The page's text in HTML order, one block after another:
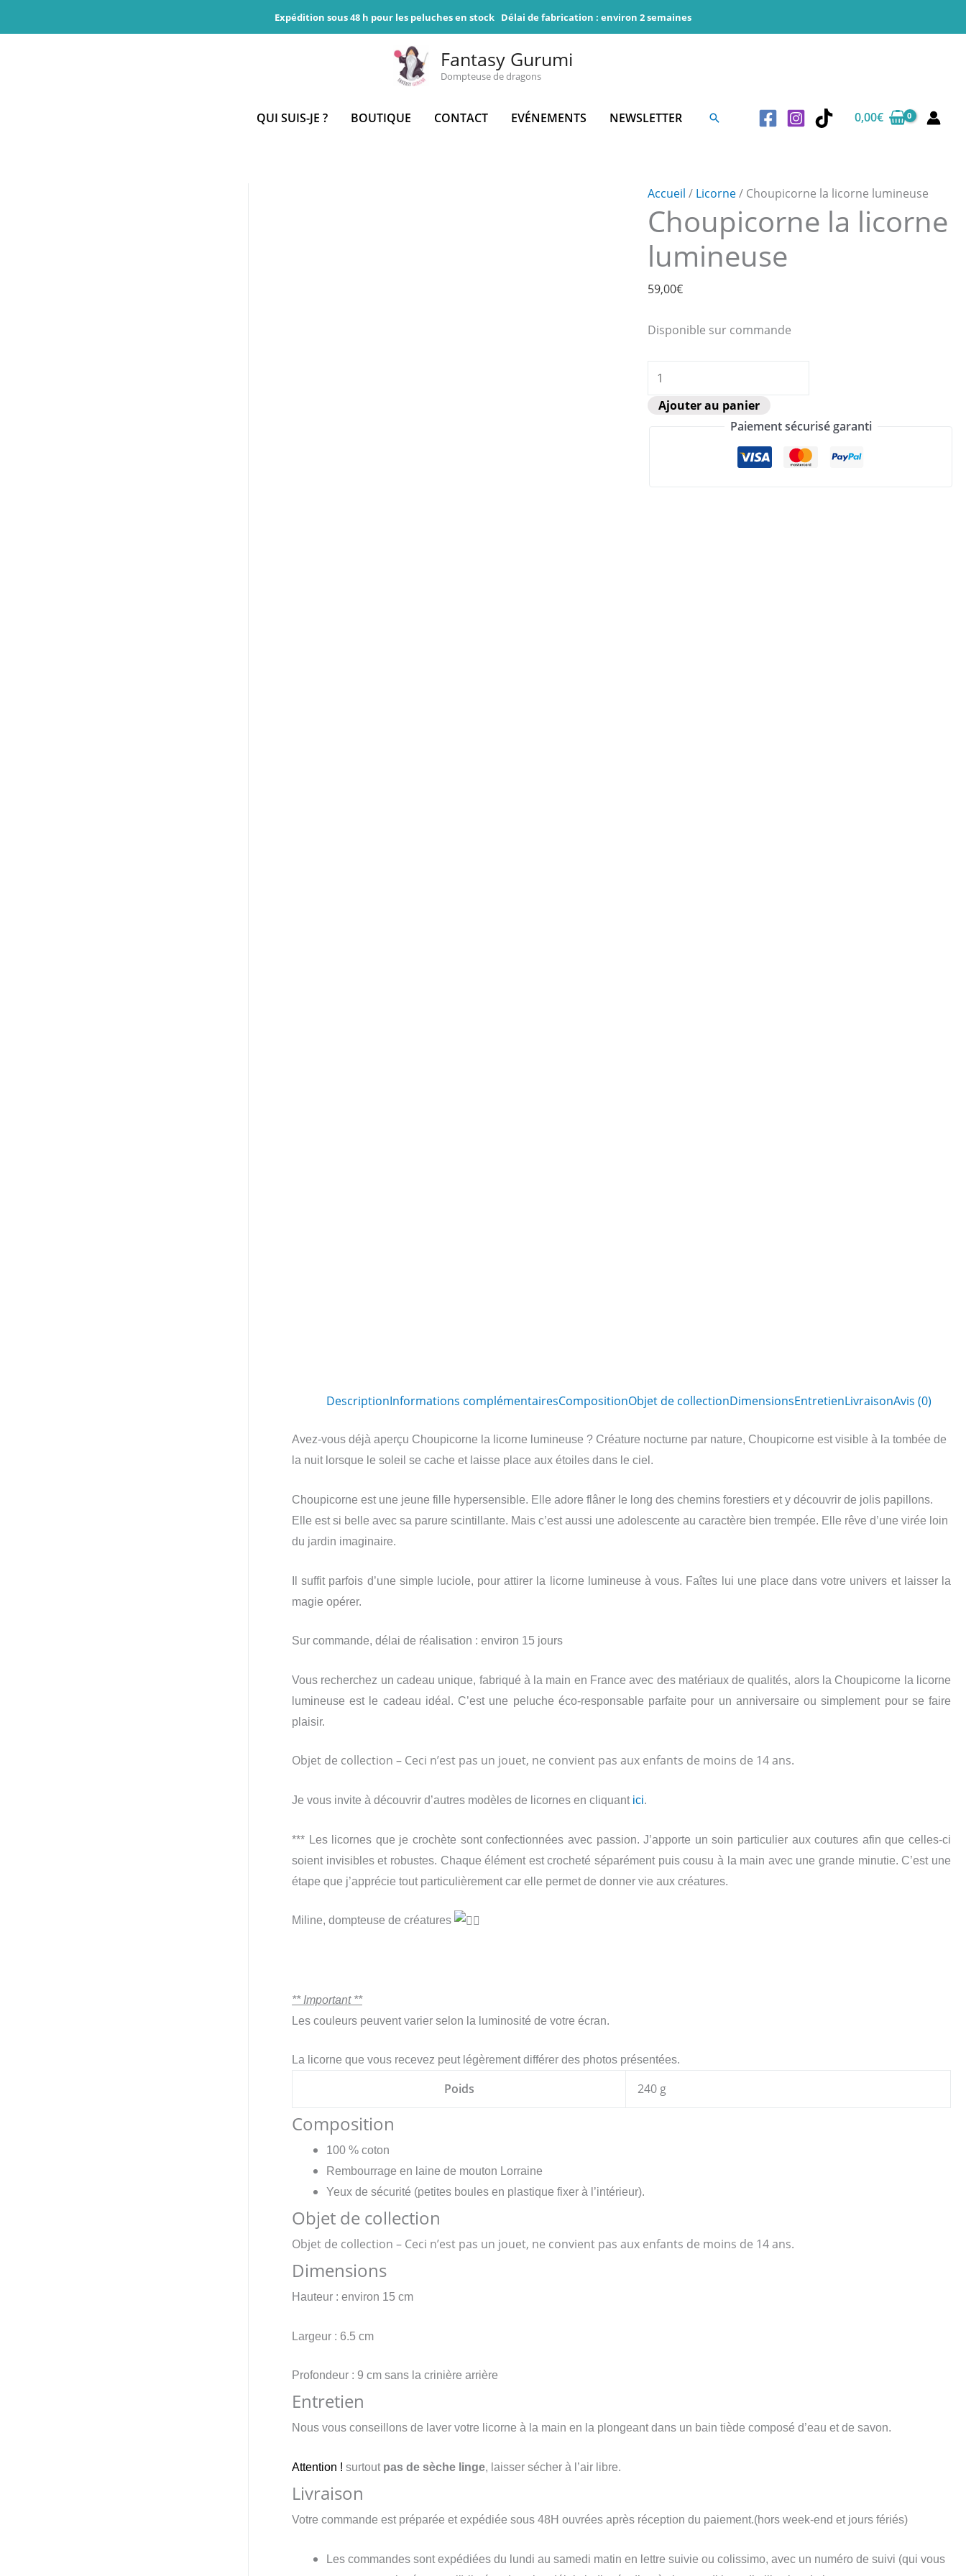
au
Expédition sous 48 h pour les peluches en stock Délai de fabrication : environ 2 semaines
Fantasy Gurumi
Dompteuse de dragons
QUI SUIS-JE ? BOUTIQUE CONTACT EVÉNEMENTS NEWSLETTER Rechercher 0,00€
Accueil / Licorne/ Choupicorne la licorne lumineuse
Choupicorne la licorne
lumineuse
59,00€
Disponible sur commande
quantité
Choupicorne
Ajouter au panier
Paiement sécurisé garanti
DescriptionInformations complémentairesCompositionObjet de collectionDimensionsEntretienLivraisonAvis (0)
Avez-vous déjà aperçu Choupicorne la licorne lumineuse ? Créature nocturne par nature, Choupicorne est visible à la tombée de
la nuit lorsque le soleil se cache et laisse place aux étoiles dans le ciel.
Choupicorne est une jeune fille hypersensible. Elle adore flâner le long des chemins forestiers et y découvrir de jolis papillons.
Elle est si belle avec sa parure scintillante. Mais c’est aussi une adolescente au caractère bien trempée. Elle rêve d’une virée loin
du jardin imaginaire.
Il suffit parfois d’une simple luciole, pour attirer la licorne lumineuse à vous. Faîtes lui une place dans votre univers et laisser la
magie opérer.
Sur commande, délai de réalisation : environ 15 jours
Vous recherchez un cadeau unique, fabriqué à la main en France avec des matériaux de qualités, alors la Choupicorne la licorne
lumineuse est le cadeau idéal. C’est une peluche éco-responsable parfaite pour un anniversaire ou simplement pour se faire
plaisir.
Objet de collection – Ceci n’est pas un jouet, ne convient pas aux enfants de moins de 14 ans.
Je vous invite à découvrir d’autres modèles de licornes en cliquant ici.
*** Les licornes que je crochète sont confectionnées avec passion. J’apporte un soin particulier aux coutures afin que celles-ci
soient invisibles et robustes. Chaque élément est crocheté séparément puis cousu à la main avec une grande minutie. C’est une
étape que j’apprécie tout particulièrement car elle permet de donner vie aux créatures.
Miline, dompteuse de créatures
** Important **
Les couleurs peuvent varier selon la luminosité de votre écran.
La licorne que vous recevez peut légèrement différer des photos présentées.
Poids 240 g
Composition
100 % coton
Rembourrage en laine de mouton Lorraine
Yeux de sécurité (petites boules en plastique fixer à l’intérieur).
Objet de collection
Objet de collection – Ceci n’est pas un jouet, ne convient pas aux enfants de moins de 14 ans.
Dimensions
Hauteur : environ 15 cm
Largeur : 6.5 cm
Profondeur : 9 cm sans la crinière arrière
Entretien
Nous vous conseillons de laver votre licorne à la main en la plongeant dans un bain tiède composé d’eau et de savon.
Attention ! surtout pas de sèche linge, laisser sécher à l’air libre.
Livraison
Votre commande est préparée et expédiée sous 48H ouvrées après réception du paiement.(hors week-end et jours fériés)
Les commandes sont expédiées du lundi au samedi matin en lettre suivie ou colissimo, avec un numéro de suivi (qui vous